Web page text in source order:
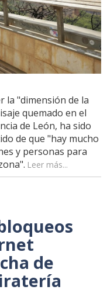
la "dimensión de la
quemado en el
de León, ha sido
de que "hay mucho
y personas para
Leer más...
de